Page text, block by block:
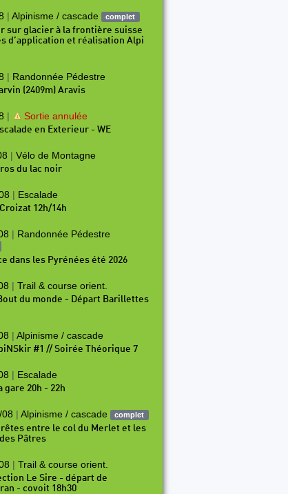
| Alpinisme / cascade complet
sur glacier à la frontière suisse
d’application et réalisation Alpi
| Randonnée Pédestre
(2409m) Aravis
| Sortie annulée
en Exterieur - WE
| Vélo de Montagne
du lac noir
| Escalade
12h/14h
| Randonnée Pédestre
dans les Pyrénées été 2026
| Trail & course orient.
du monde - Départ Barillettes
| Alpinisme / cascade
#1 // Soirée Théorique 7
| Escalade
gare 20h - 22h
| Alpinisme / cascade complet
entre le col du Merlet et les
Pâtres
| Trail & course orient.
Le Sire - départ de
- covoit 18h30